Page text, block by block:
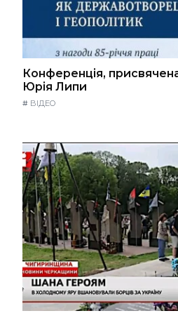
Конференція,
Юрія Липи
# ВІДЕО